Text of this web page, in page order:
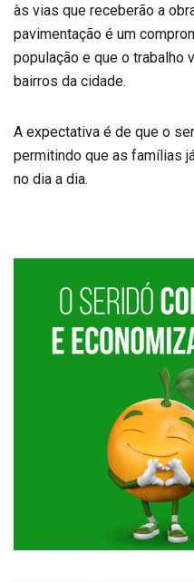
às vias que receberão a
pavimentação é um
população e que o trabalho
bairros da cidade.
A expectativa é de que o
permitindo que as famílias
no dia a dia.